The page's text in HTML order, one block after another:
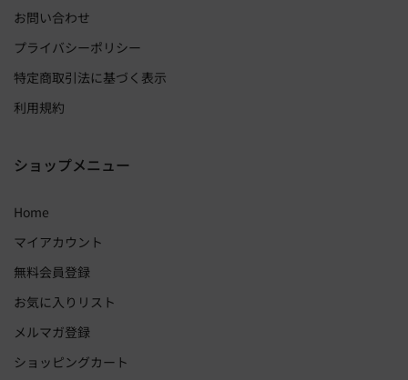
お問い合わせ
プライバシーポリシー
特定商取引法に基づく表示
利用規約
ショップメニュー
Home
マイアカウント
無料会員登録
お気に入りリスト
メルマガ登録
ショッピングカート